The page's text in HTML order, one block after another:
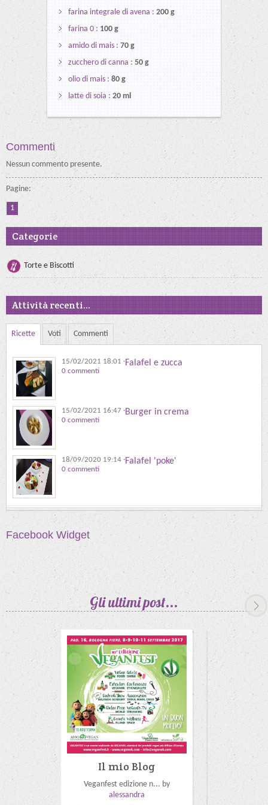
farina integrale di avena : 200 g
farina 0 : 100 g
amido di mais : 70 g
zucchero di canna : 50 g
olio di mais : 80 g
latte di soia : 20 ml
Commenti
Nessun commento presente.
Pagine:
1
Categorie
Torte e Biscotti
Attività recenti...
Ricette Voti Commenti
Falafel e zucca
15/02/2021 18:01 ·
0 commenti
Burger in crema
15/02/2021 16:47 ·
0 commenti
Falafel 'poke'
18/09/2020 19:14 ·
0 commenti
Facebook Widget
Gli ultimipost...
Il mio Blog
Veganfest edizione n... by
alessandra
Il